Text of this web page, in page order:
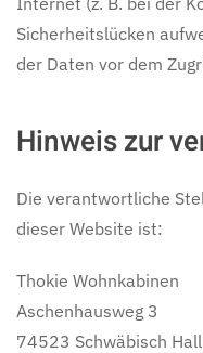
Sicherheitslücken
der Daten vor dem
Hinweis zur
Die verantwortliche
dieser Website ist:
Thokie Wohnkabinen
Aschenhausweg 3
74523 Schwäbisch Hall